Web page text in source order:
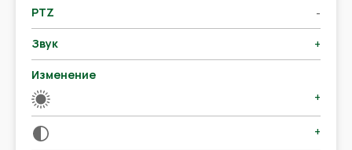
PTZ -
Звук +
Изменение
+
+